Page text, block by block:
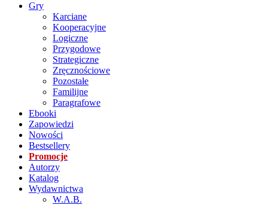
Gry
Karciane
Kooperacyjne
Logiczne
Przygodowe
Strategiczne
Zręcznościowe
Pozostałe
Familijne
Paragrafowe
Ebooki
Zapowiedzi
Nowości
Bestsellery
Promocje
Autorzy
Katalog
Wydawnictwa
W.A.B.